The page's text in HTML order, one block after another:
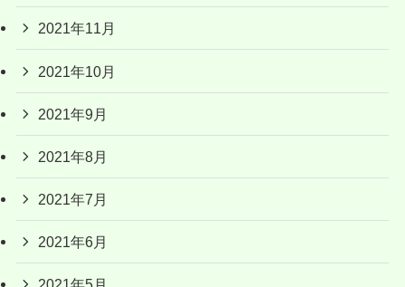
2021年11月
2021年10月
2021年9月
2021年8月
2021年7月
2021年6月